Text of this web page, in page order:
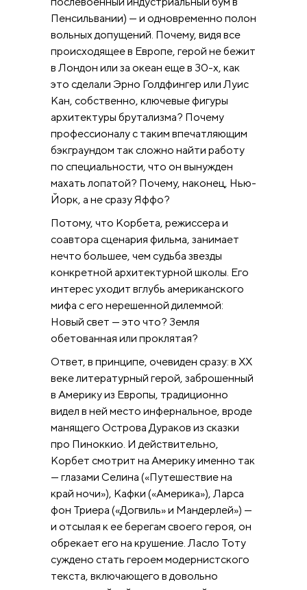
Пенсильвании) — и одновременно полон
вольных допущений. Почему, видя все
происходящее в Европе, герой не бежит
в Лондон или за океан еще в 30-х, как
это сделали Эрно Голдфингер или Луис
Кан, собственно, ключевые фигуры
архитектуры брутализма? Почему
профессионалу с таким впечатляющим
бэкграундом так сложно найти работу
по специальности, что он вынужден
махать лопатой? Почему, наконец, Нью-
Йорк, а не сразу Яффо?
Потому, что Корбета, режиссера и
соавтора сценария фильма, занимает
нечто большее, чем судьба звезды
конкретной архитектурной школы. Его
интерес уходит вглубь американского
мифа с его нерешенной дилеммой:
Новый свет — это что? Земля
обетованная или проклятая?
Ответ, в принципе, очевиден сразу: в XX
веке литературный герой, заброшенный
в Америку из Европы, традиционно
видел в ней место инфернальное, вроде
манящего Острова Дураков из сказки
про Пиноккио. И действительно,
Корбет смотрит на Америку именно так
— глазами Селина («Путешествие на
край ночи»), Кафки («Америка»), Ларса
фон Триера («Догвиль» и Мандерлей») —
и отсылая к ее берегам своего героя, он
обрекает его на крушение. Ласло Тоту
суждено стать героем модернистского
текста, включающего в довольно